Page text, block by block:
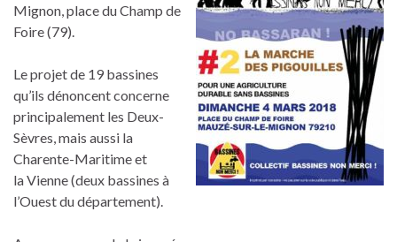
Mignon, place du Champ de
Foire (79).
Le projet de 19 bassines
qu’ils dénoncent concerne
principalement les Deux-
Sèvres, mais aussi la
Charente-Maritime et
la Vienne (deux bassines à
l’Ouest du département).